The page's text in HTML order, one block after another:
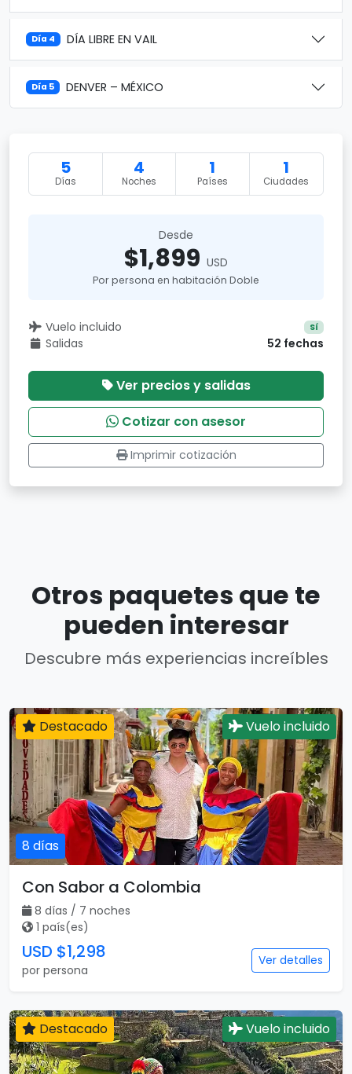
Día 4 DÍA LIBRE EN VAIL
Día 5 DENVER – MÉXICO
5
Días
4
Noches
1
Países
1
Ciudades
Desde
$1,899 USD
Por persona en habitación Doble
Vuelo incluido Sí
Salidas 52 fechas
Ver precios y salidas
Cotizar con asesor
Imprimir cotización
Otros paquetes que te
pueden interesar
Descubre más experiencias increíbles
8 días
Destacado Vuelo incluido
Con Sabor a Colombia
8 días / 7 noches
1 país(es)
USD $1,298
por persona
Ver detalles
Destacado Vuelo incluido